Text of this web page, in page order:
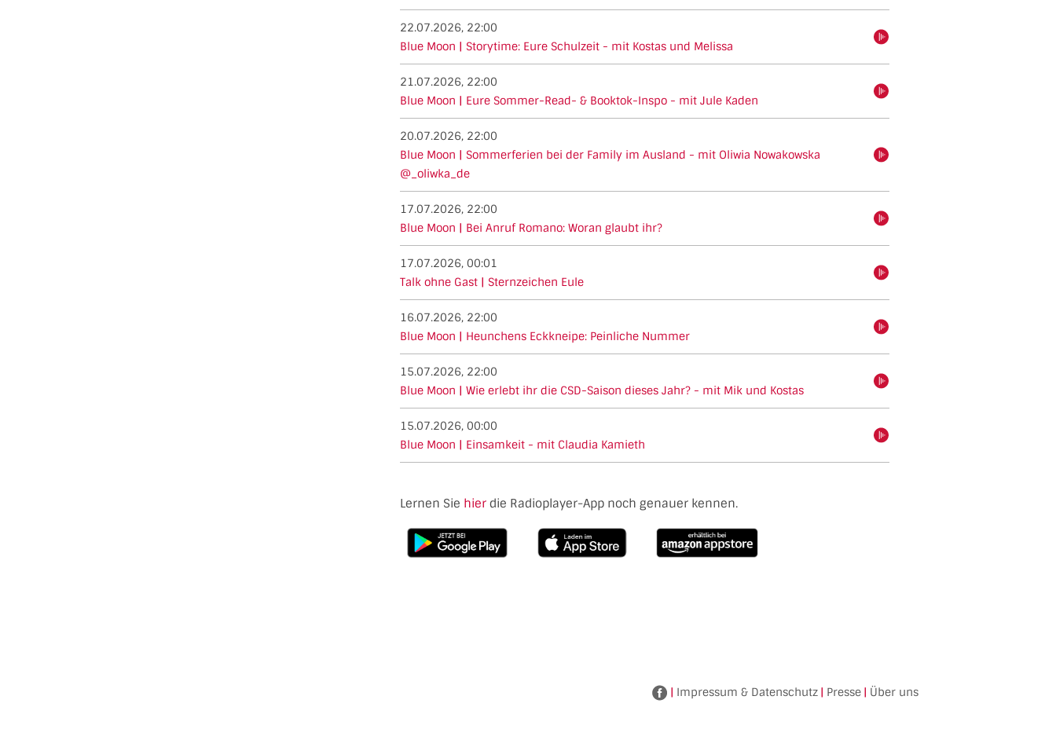
22.07.2026, 22:00
Blue Moon | Storytime: Eure Schulzeit - mit Kostas und Melissa
21.07.2026, 22:00
Blue Moon | Eure Sommer-Read- & Booktok-Inspo - mit Jule Kaden
20.07.2026, 22:00
Blue Moon | Sommerferien bei der Family im Ausland - mit Oliwia Nowakowska
@_oliwka_de
hören
17.07.2026, 22:00
Blue Moon | Bei Anruf Romano: Woran glaubt ihr?
17.07.2026, 00:01
Talk ohne Gast | Sternzeichen Eule
16.07.2026, 22:00
Blue Moon | Heunchens Eckkneipe: Peinliche Nummer
15.07.2026, 22:00
Blue Moon | Wie erlebt ihr die CSD-Saison dieses Jahr? - mit Mik und Kostas
15.07.2026, 00:00
Blue Moon | Einsamkeit - mit Claudia Kamieth
Lernen Sie hier die Radioplayer-App noch genauer kennen.
Facebook
| Impressum & Datenschutz | Presse | Über uns